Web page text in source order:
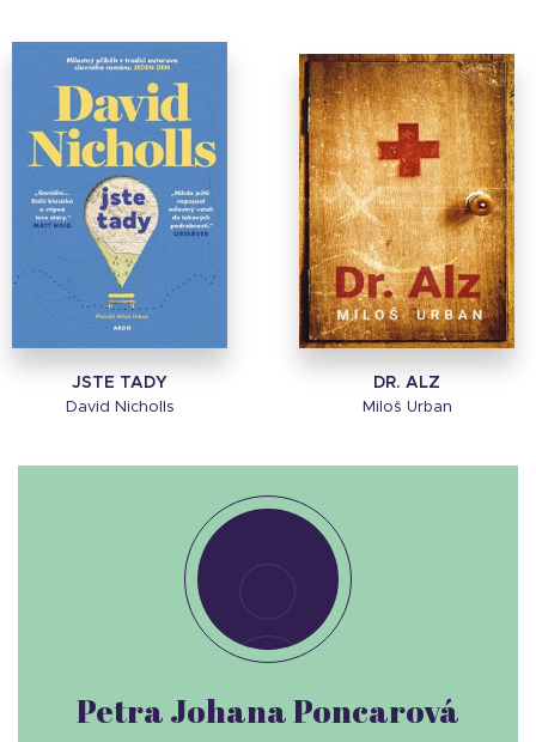
JSTE TADY
David Nicholls
DR. ALZ
Miloš Urban
Petra Johana Poncarová